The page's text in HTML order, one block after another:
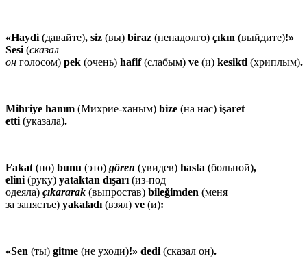
«Haydi (давайте), siz (вы) biraz (ненадолго) çıkın (выйдите)!»
Sesi (сказал
он голосом) pek (очень) hafif(слабым) ve (и) kesikti (хриплым).
Mihriye hanım (Михрие-ханым) bize (на нас) işaret
etti (указала).
Fakat (но) bunu (это) gören (увидев) hasta (больной),
elini (руку) yataktan dışarı (из-под
одеяла) çıkararak (выпростав) bileğimden (меня
за запястье) yakaladı (взял) ve (и):
«Sen (ты) gitme (не уходи)!» dedi (сказал он).